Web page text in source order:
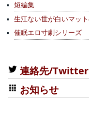
短編集
生江ない世が白いマッ
催眠エロ寸劇シリーズ
連絡先/Twitter
お知らせ